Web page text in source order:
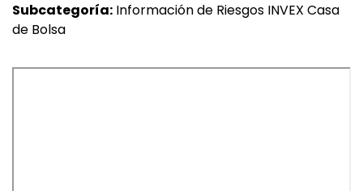
Buscar
Subcategoría: Información de Riesgos INVEX Casa
de Bolsa